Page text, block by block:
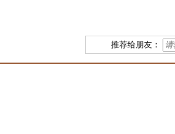
推荐给朋友：